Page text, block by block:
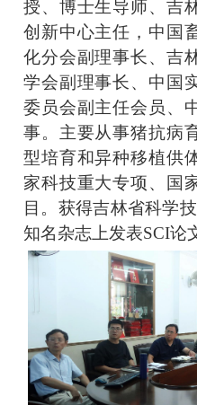
授、博士生导师、吉
创新中心主任，中国
化分会副理事长、吉
学会副理事长、中国
委员会副主任会员、
事。主要从事猪抗病
型培育和异种移植供
家科技重大专项、国
目。获得吉林省科学
知名杂志上发表SCI论